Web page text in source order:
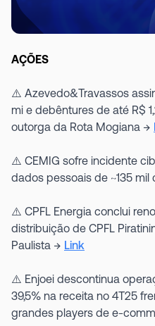
AÇÕES
⚠️ Azevedo&Travassos
mi e debêntures de até R$
outorga da Rota Mogiana →
⚠️ CEMIG sofre incidente
dados pessoais de ~135 mil
⚠️ CPFL Energia conclui
distribuição de CPFL
Paulista → Link
⚠️ Enjoei descontinua
39,5% na receita no 4T25
grandes players de e-